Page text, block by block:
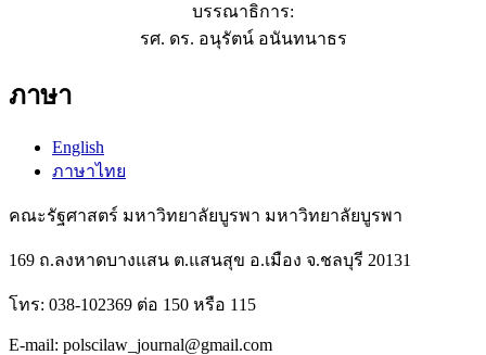
บรรณาธิการ:
รศ. ดร. อนุรัตน์ อนันทนาธร
ภาษา
English
ภาษาไทย
คณะรัฐศาสตร์ มหาวิทยาลัยบูรพา มหาวิทยาลัยบูรพา
169 ถ.ลงหาดบางแสน ต.แสนสุข อ.เมือง จ.ชลบุรี 20131
โทร: 038-102369 ต่อ 150 หรือ 115
E-mail: polscilaw_journal@gmail.com